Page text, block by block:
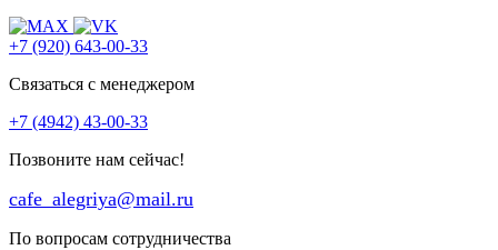
+7 (920) 643-00-33
Связаться с менеджером
+7 (4942) 43-00-33
Позвоните нам сейчас!
cafe_alegriya@mail.ru
По вопросам сотрудничества